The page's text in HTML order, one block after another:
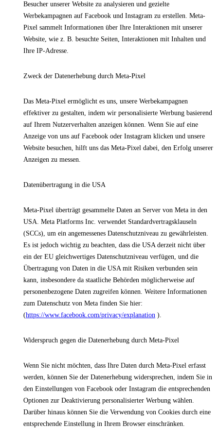
Besucher unserer Website zu analysieren und gezielte
Werbekampagnen auf Facebook und Instagram zu erstellen. Meta-
Pixel sammelt Informationen über Ihre Interaktionen mit unserer
Website, wie z. B. besuchte Seiten, Interaktionen mit Inhalten und
Ihre IP-Adresse.
Zweck der Datenerhebung durch Meta-Pixel
Das Meta-Pixel ermöglicht es uns, unsere Werbekampagnen
effektiver zu gestalten, indem wir personalisierte Werbung basierend
auf Ihrem Nutzerverhalten anzeigen können. Wenn Sie auf eine
Anzeige von uns auf Facebook oder Instagram klicken und unsere
Website besuchen, hilft uns das Meta-Pixel dabei, den Erfolg unserer
Anzeigen zu messen.
Datenübertragung in die USA
Meta-Pixel überträgt gesammelte Daten an Server von Meta in den
USA. Meta Platforms Inc. verwendet Standardvertragsklauseln
(SCCs), um ein angemessenes Datenschutzniveau zu gewährleisten.
Es ist jedoch wichtig zu beachten, dass die USA derzeit nicht über
ein der EU gleichwertiges Datenschutzniveau verfügen, und die
Übertragung von Daten in die USA mit Risiken verbunden sein
kann, insbesondere da staatliche Behörden möglicherweise auf
personenbezogene Daten zugreifen können. Weitere Informationen
zum Datenschutz von Meta finden Sie hier:
(https://www.facebook.com/privacy/explanation ).
Widerspruch gegen die Datenerhebung durch Meta-Pixel
Wenn Sie nicht möchten, dass Ihre Daten durch Meta-Pixel erfasst
werden, können Sie der Datenerhebung widersprechen, indem Sie in
den Einstellungen von Facebook oder Instagram die entsprechenden
Optionen zur Deaktivierung personalisierter Werbung wählen.
Darüber hinaus können Sie die Verwendung von Cookies durch eine
entsprechende Einstellung in Ihrem Browser einschränken.